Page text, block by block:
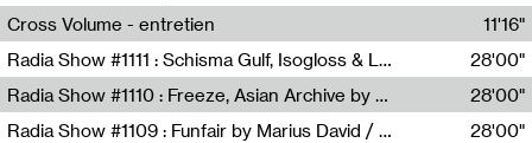
Cross Volume - entretien
11'16"
Radia Show #1111 : Schisma Gulf, Isogloss & Lament For The Old Clock By Harvey Young / Resonance
Resonance
28'00"
Radia Show #1110 : Freeze, Asian Archive by Avita Maheen / Radio Worm
Radio WORM
28'00"
Radia Show #1109 : Funfair by Marius David / JET FM
28'00"